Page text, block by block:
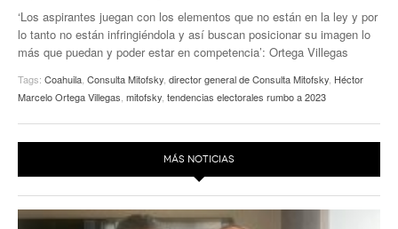
‘Los aspirantes juegan con los elementos que no están en la ley y por
lo tanto no están infringiéndola y así buscan posicionar su imagen lo
más que puedan y poder estar en competencia’: Ortega Villegas
Tags: Coahuila Consulta Mitofsky director general de Consulta Mitofsky Héctor
Marcelo Ortega Villegas mitofsky tendencias electorales rumbo a 2023
MÁS NOTICIAS